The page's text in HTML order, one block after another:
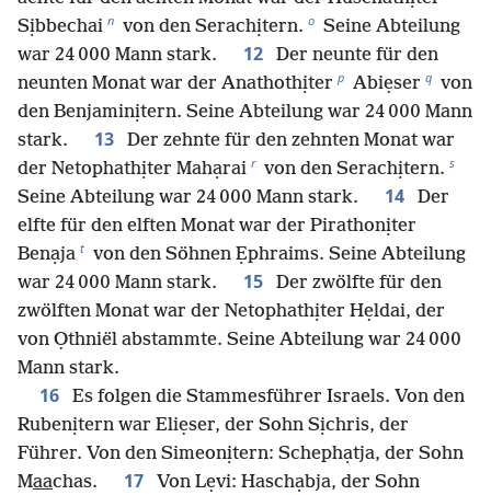
Sịbbechai n von den Serachịtern. o Seine Abteilung
war 24 000 Mann stark.
12
Der neunte für den
neunten Monat war der Anathothịter p Abiẹser q von
den Benjaminịtern. Seine Abteilung war 24 000 Mann
stark.
13
Der zehnte für den zehnten Monat war
der Netophathịter Mahạrai r von den Serachịtern. s
Seine Abteilung war 24 000 Mann stark. 14
Der
elfte für den elften Monat war der Pirathonịter
Benạja t von den Söhnen Ẹphraims. Seine Abteilung
war 24 000 Mann stark.
15
Der zwölfte für den
zwölften Monat war der Netophathịter Hẹldai, der
von Ọthniël abstammte. Seine Abteilung war 24 000
Mann stark.
16
Es folgen die Stammesführer Israels. Von den
Rubenịtern war Eliẹser, der Sohn Sịchris, der
Führer. Von den Simeonịtern: Schephạtja, der Sohn
Maachas. 17
Von Lẹvi: Haschạbja, der Sohn